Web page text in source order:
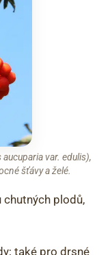
var. edulis),
šťávy a želé.
chutných plodů,
také pro drsné